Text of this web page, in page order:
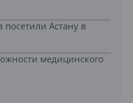
посетили Астану в
медицинского